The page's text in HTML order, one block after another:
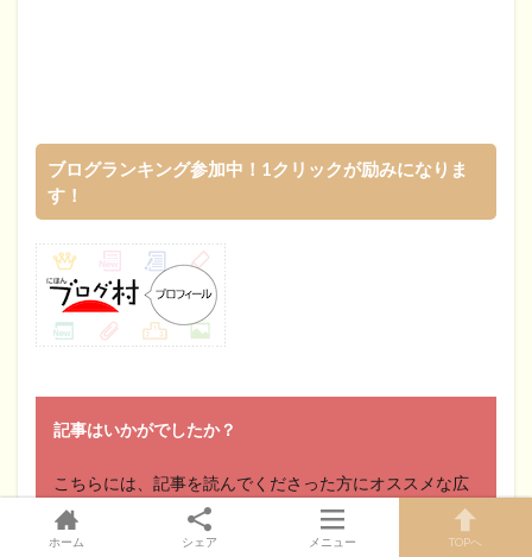
ブログランキング参加中！1クリックが励みになりま
す！
記事はいかがでしたか？
こちらには、記事を読んでくださった方にオススメな広
告が表示されます。
ホーム シェア メニュー TOPへ